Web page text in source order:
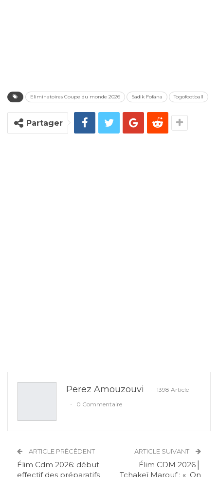
Eliminatoires Coupe du monde 2026 Sadik Fofana Togofootball
Partager
Perez Amouzouvi
1398 Article
0 Commentaire
ARTICLE PRÉCÉDENT
Élim Cdm 2026: début
effectif des préparatifs
ARTICLE SUIVANT
Élim CDM 2026│
Tchakeï Marouf : « On